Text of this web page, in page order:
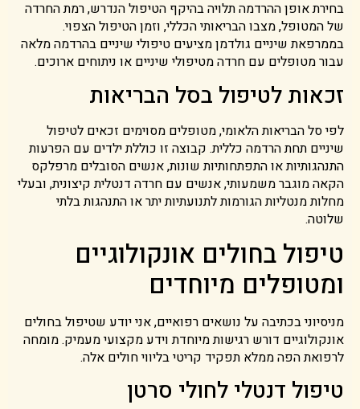
בחירת אופן ההרדמה תלויה בהיקף הטיפול הנדרש, רמת החרדה
של המטופל, מצבו הבריאותי הכללי, וזמן הטיפול הצפוי.
בממרפאת שיניים גולדמן מציעים טיפולי שיניים בהרדמה מלאה
עבור מטופלים עם חרדה מטיפולי שיניים או ניתוחים ארוכים.
זכאות לטיפול בסל הבריאות
לפי סל הבריאות הלאומי, מטופלים מסוימים זכאים לטיפול
שיניים תחת הרדמה כללית. קבוצה זו כוללת ילדים עם הפרעות
התנהגותיות או התפתחותיות שונות, אנשים הסובלים מרפלקס
הקאה מוגבר משמעותי, אנשים עם חרדה דנטלית קיצונית, ובעלי
מחלות מנטליות הגורמות לתנועתיות יתר או התנהגות בלתי
שלוטה.
טיפול בחולים אונקולוגיים
ומטופלים מיוחדים
מניסיוני בכתיבה על נושאים רפואיים, אני יודע שטיפול בחולים
אונקולוגיים דורש רגישות מיוחדת וידע מקצועי מעמיק. מומחה
לרפואת הפה ממלא תפקיד קריטי בליווי חולים אלה.
טיפול דנטלי לחולי סרטן